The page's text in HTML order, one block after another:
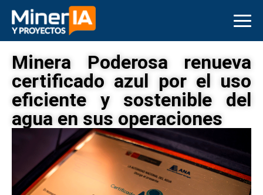
Minera Poderosa renueva
certificado azul por el uso
eficiente y sostenible del
agua en sus operaciones